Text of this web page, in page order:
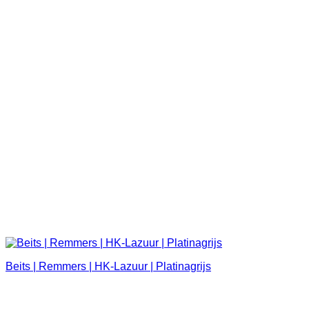
Beits | Remmers | HK-Lazuur | Platinagrijs